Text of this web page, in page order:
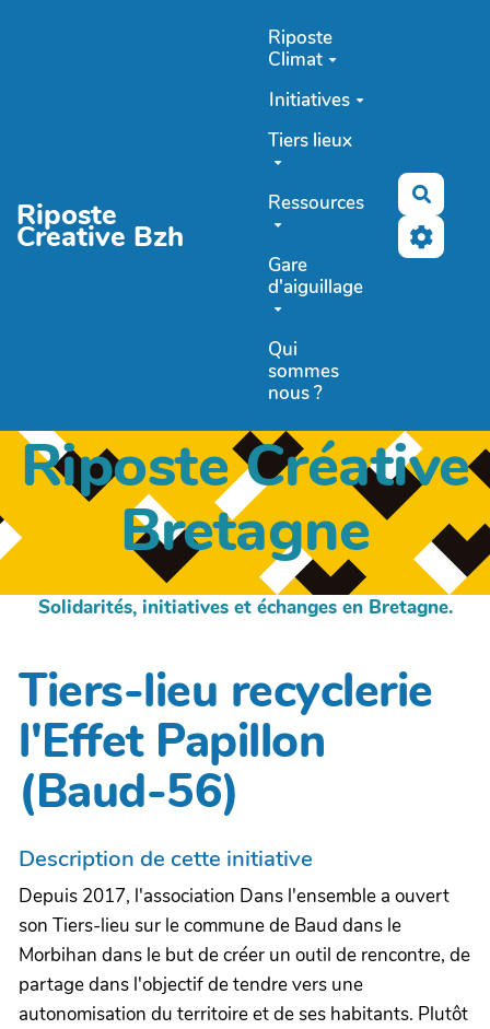
Riposte
Creative Bzh
Riposte
Climat
Initiatives
Tiers lieux
Ressources
Gare
d'aiguillage
Qui
sommes
nous ?
Riposte Créative
Bretagne
Solidarités, initiatives et échanges en Bretagne.
Tiers-lieu recyclerie
l'Effet Papillon
(Baud-56)
Description de cette initiative
Depuis 2017, l'association Dans l'ensemble a ouvert
son Tiers-lieu sur le commune de Baud dans le
Morbihan dans le but de créer un outil de rencontre, de
partage dans l'objectif de tendre vers une
autonomisation du territoire et de ses habitants. Plutôt